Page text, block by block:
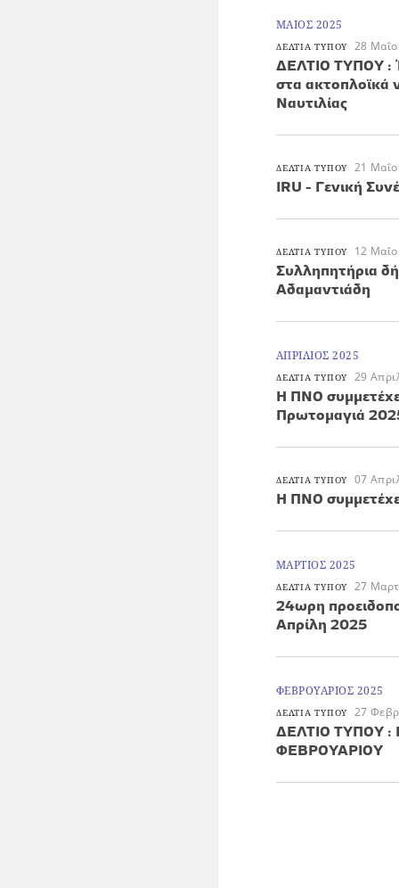
ΜΑΙΟΣ 2025
ΔΕΛΤΙΑ ΤΥΠΟΥ 28
ΔΕΛΤΙΟ ΤΥΠΟΥ :
στα ακτοπλοϊκά
Ναυτιλίας
ΔΕΛΤΙΑ ΤΥΠΟΥ 21
IRU - Γενική
ΔΕΛΤΙΑ ΤΥΠΟΥ 12
Συλληπητήρια
Αδαμαντιάδη
ΑΠΡΙΛΙΟΣ 2025
ΔΕΛΤΙΑ ΤΥΠΟΥ 29
Η ΠΝΟ
Πρωτομαγιά
ΔΕΛΤΙΑ ΤΥΠΟΥ 07
Η ΠΝΟ
ΜΑΡΤΙΟΣ 2025
ΔΕΛΤΙΑ ΤΥΠΟΥ 27
24ωρη
Απρίλη 2025
ΦΕΒΡΟΥΑΡΙΟΣ 2025
ΔΕΛΤΙΑ ΤΥΠΟΥ 27
ΔΕΛΤΙΟ ΤΥΠΟΥ :
ΦΕΒΡΟΥΑΡΙΟΥ